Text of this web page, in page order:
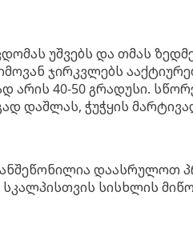
უშვებს და თმას
ჯირკვლებს
არის 40-50 გრადუსი.
დაშლას, ჭუჭყის
დაასრულოთ
სისხლის